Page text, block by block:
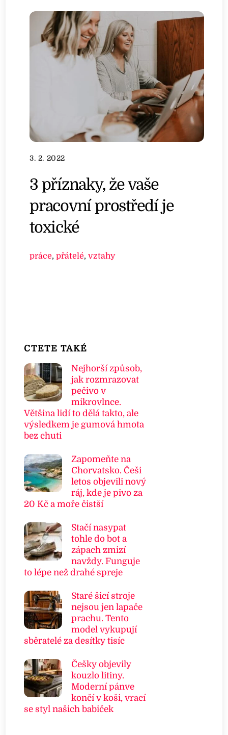
3. 2. 2022
3 příznaky, že vaše
pracovní prostředí je
toxické
práce,přátelé,vztahy
ČTETE TAKÉ
Nejhorší způsob,
jak rozmrazovat
pečivo v
mikrovlnce.
Většina lidí to dělá takto, ale
výsledkem je gumová hmota
bez chuti
Zapomeňte na
Chorvatsko. Češi
letos objevili nový
ráj, kde je pivo za
20 Kč a moře čistší
Stačí nasypat
tohle do bot a
zápach zmizí
navždy. Funguje
to lépe než drahé spreje
Staré šicí stroje
nejsou jen lapače
prachu. Tento
model vykupují
sběratelé za desítky tisíc
Češky objevily
kouzlo litiny.
Moderní pánve
končí v koši, vrací
se styl našich babiček